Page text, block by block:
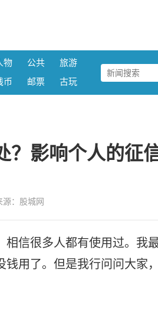
物 公共
旅游
币 邮票 古玩
？影响个人的征
源：股城网
信很多人都有使用过。我
用了。但是我行问问大家